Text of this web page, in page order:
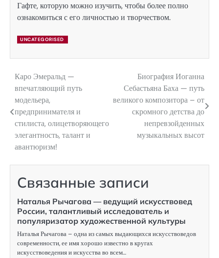
Гафте, которую можно изучить, чтобы более полно
ознакомиться с его личностью и творчеством.
UNCATEGORISED
Навигация
по
записям
Каро Эмеральд —
впечатляющий путь
модельера,
предпринимателя и
стилиста, олицетворяющего
элегантность, талант и
авантюризм!
Биография Иоганна
Себастьяна Баха — путь
великого композитора – от
скромного детства до
непревзойденных
музыкальных высот
Связанные записи
Наталья Рычагова — ведущий искусствовед
России, талантливый исследователь и
популяризатор художественной культуры
Наталья Рычагова – одна из самых выдающихся искусствоведов
современности, ее имя хорошо известно в кругах
искусствоведения и искусства во всем…